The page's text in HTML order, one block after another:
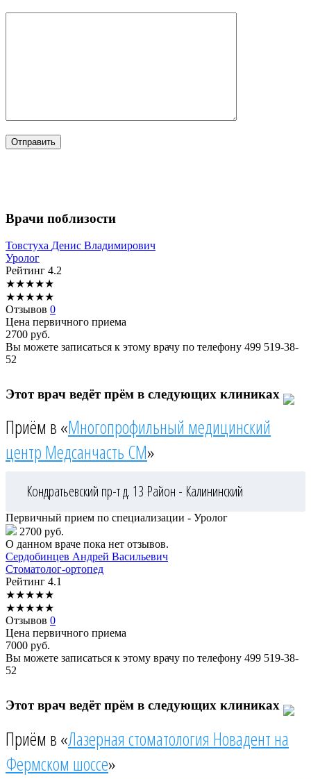
Врачи поблизости
Товстуха Денис Владимирович
Уролог
Рейтинг 4.2
★★★★★
★★★★★
Отзывов 0
Цена первичного приема
2700 руб.
Вы можете записаться к этому врачу по телефону 499 519-38-
52
Этот врач ведёт прём в следующих клиниках
Приём в «Многопрофильный медицинский
центр Медсанчасть СМ»
Кондратьевский пр-т д. 13 Район - Калининский
Первичный прием по специализации - Уролог
2700 руб.
О данном враче пока нет отзывов.
Сердобинцев Андрей Васильевич
Стоматолог-ортопед
Рейтинг 4.1
★★★★★
★★★★★
Отзывов 0
Цена первичного приема
7000 руб.
Вы можете записаться к этому врачу по телефону 499 519-38-
52
Этот врач ведёт прём в следующих клиниках
Приём в «Лазерная стоматология Новадент на
Фермском шоссе»